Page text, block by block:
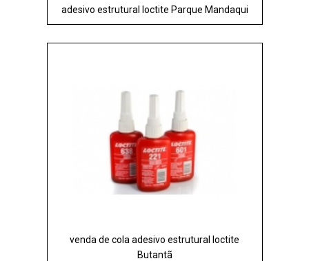
adesivo estrutural loctite Parque Mandaqui
venda de cola adesivo estrutural loctite
Butantã